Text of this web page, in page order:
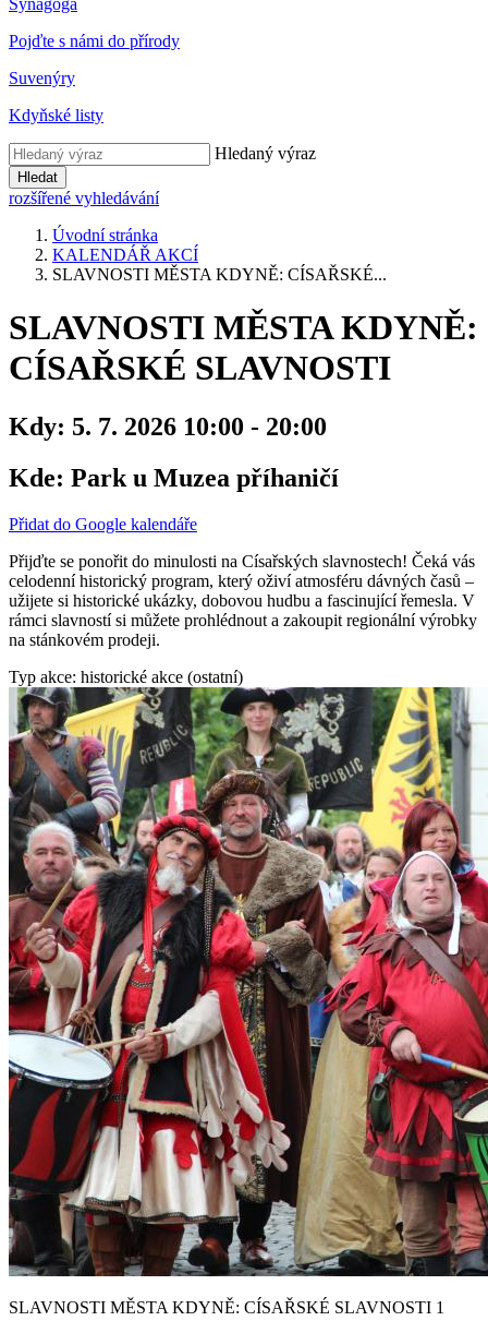
Synagoga
Pojďte s námi do přírody
Suvenýry
Kdyňské listy
Hledaný výraz
Hledat
rozšířené vyhledávání
Úvodní stránka
KALENDÁŘ AKCÍ
SLAVNOSTI MĚSTA KDYNĚ: CÍSAŘSKÉ...
SLAVNOSTI MĚSTA KDYNĚ:
CÍSAŘSKÉ SLAVNOSTI
Kdy: 5. 7. 2026 10:00 - 20:00
Kde: Park u Muzea příhaničí
Přidat do Google kalendáře
Přijďte se ponořit do minulosti na Císařských slavnostech! Čeká vás
celodenní historický program, který oživí atmosféru dávných časů –
užijete si historické ukázky, dobovou hudbu a fascinující řemesla. V
rámci slavností si můžete prohlédnout a zakoupit regionální výrobky
na stánkovém prodeji.
Typ akce: historické akce (ostatní)
SLAVNOSTI MĚSTA KDYNĚ: CÍSAŘSKÉ SLAVNOSTI 1